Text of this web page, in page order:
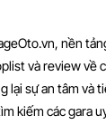
nền
và review về
lại sự an tâm và
kiếm các gara